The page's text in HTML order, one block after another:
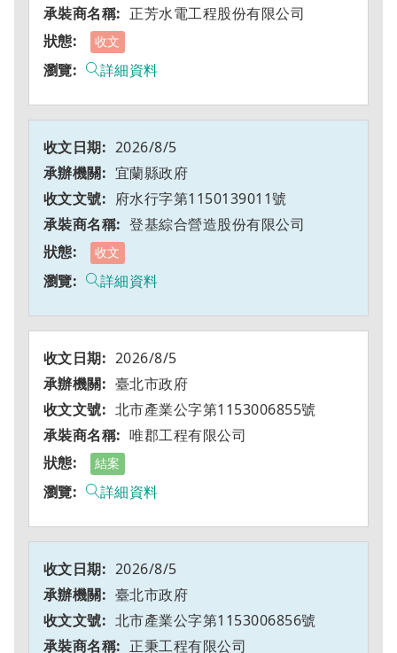
正芳水電工程股份有限公司
收文
詳細資料
2026/8/5
宜蘭縣政府
府水行字第1150139011號
登基綜合營造股份有限公司
收文
詳細資料
2026/8/5
臺北市政府
北市產業公字第1153006855號
唯郡工程有限公司
結案
詳細資料
2026/8/5
臺北市政府
北市產業公字第1153006856號
正秉工程有限公司